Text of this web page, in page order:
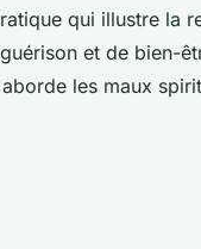
qui illustre la
et de bien-
les maux